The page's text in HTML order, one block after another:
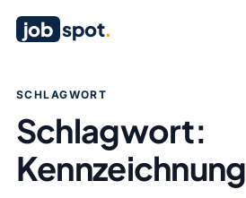
job spot.
SCHLAGWORT
Schlagwort:
Kennzeichnung